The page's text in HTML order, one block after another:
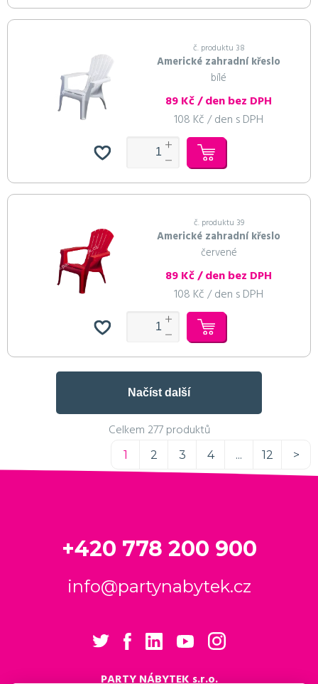
č. produktu 38
Americké zahradní křeslo
bílé
89 Kč / den bez DPH
108 Kč / den s DPH
č. produktu 39
Americké zahradní křeslo
červené
89 Kč / den bez DPH
108 Kč / den s DPH
Načíst další
Celkem 277 produktů
1 2 3 4 ... 12 >
+420 778 200 900
info@partynabytek.cz
PARTY NÁBYTEK s.r.o.